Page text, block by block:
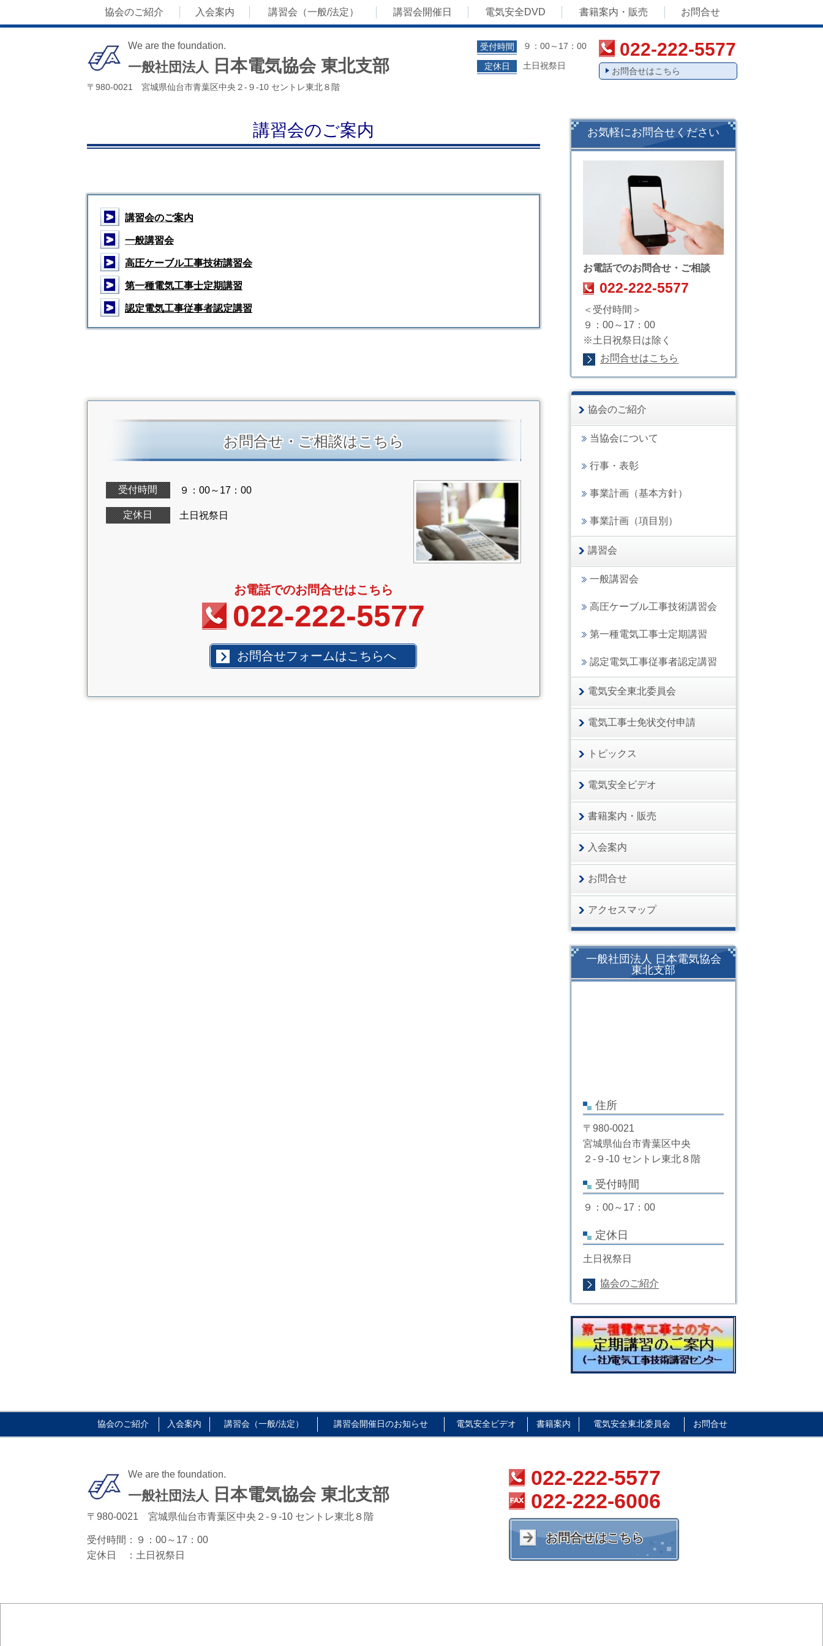
協会のご紹介 入会案内 講習会（一般/法定） 講習会開催日 電気安全DVD 書籍案内・販売 お問合せ
We are the foundation.
一般社団法人 日本電気協会 東北支部
〒980-0021 宮城県仙台市青葉区中央２-９-10 セントレ東北８階
受付時間 ９：00～17：00
定休日 土日祝祭日
022-222-5577
お問合せはこちら
講習会のご案内
＞ 講習会のご案内
＞ 一般講習会
＞ 高圧ケーブル工事技術講習会
＞ 第一種電気工事士定期講習
＞ 認定電気工事従事者認定講習
お問合せ・ご相談はこちら
受付時間 ９：00～17：00
定休日 土日祝祭日
お電話でのお問合せはこちら
022-222-5577
お問合せフォームはこちらへ
お気軽にお問合せください
お電話でのお問合せ・ご相談
022-222-5577
＜受付時間＞
９：00～17：00
※土日祝祭日は除く
お問合せはこちら
協会のご紹介
当協会について
行事・表彰
事業計画（基本方針）
事業計画（項目別）
講習会
一般講習会
高圧ケーブル工事技術講習会
第一種電気工事士定期講習
認定電気工事従事者認定講習
電気安全東北委員会
電気工事士免状交付申請
トピックス
電気安全ビデオ
書籍案内・販売
入会案内
お問合せ
アクセスマップ
一般社団法人 日本電気協会
東北支部
住所
〒980-0021
宮城県仙台市青葉区中央
２-９-10 セントレ東北８階
受付時間
９：00～17：00
定休日
土日祝祭日
協会のご紹介
協会のご紹介 入会案内 講習会（一般/法定） 講習会開催日のお知らせ 電気安全ビデオ 書籍案内 電気安全東北委員会 お問合せ
We are the foundation.
一般社団法人 日本電気協会 東北支部
〒980-0021 宮城県仙台市青葉区中央２-９-10 セントレ東北８階
受付時間：
９：00～17：00
定休日 ： 土日祝祭日
022-222-5577
022-222-6006
お問合せはこちら